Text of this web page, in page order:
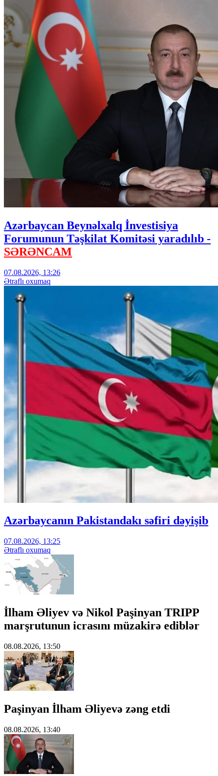
Azərbaycan Beynəlxalq İnvestisiya
Forumunun Təşkilat Komitəsi yaradılıb -
SƏRƏNCAM
07.08.2026, 13:26
Ətraflı oxumaq
Azərbaycanın Pakistandakı səfiri dəyişib
07.08.2026, 13:25
Ətraflı oxumaq
İlham Əliyev və Nikol Paşinyan TRIPP
marşrutunun icrasını müzakirə ediblər
08.08.2026, 13:50
Paşinyan İlham Əliyevə zəng etdi
08.08.2026, 13:40